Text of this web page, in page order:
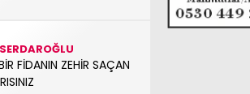
FİDANIN ZEHİR SAÇAN